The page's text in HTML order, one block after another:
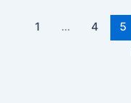
1 … 4 5